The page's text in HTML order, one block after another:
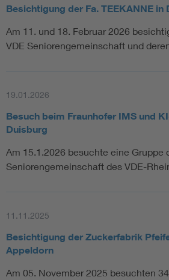
Besichtigung der Fa. TEEKANNE in
Am 11. und 18. Februar 2026
VDE Seniorengemeinschaft und
19.01.2026
Besuch beim Fraunhofer IMS und
Duisburg
Am 15.1.2026 besuchte eine Gruppe
Seniorengemeinschaft des VDE-
11.11.2025
Besichtigung der Zuckerfabrik
Appeldorn
Am 05. November 2025 besuchten